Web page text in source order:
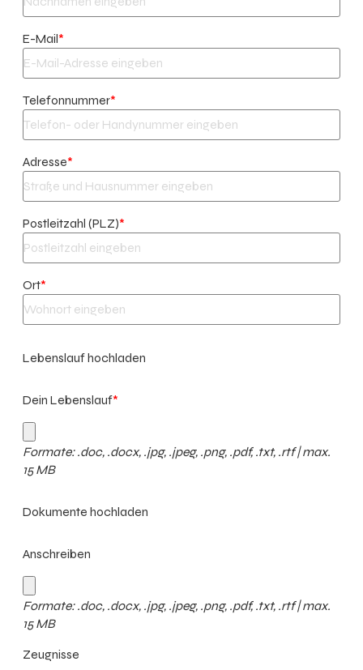
E-Mail*
Telefonnummer*
Adresse*
Postleitzahl (PLZ)*
Ort*
Lebenslauf hochladen
Dein Lebenslauf*
Formate: .doc, .docx, .jpg, .jpeg, .png, .pdf, .txt, .rtf | max.
15 MB
Dokumente hochladen
Anschreiben
Formate: .doc, .docx, .jpg, .jpeg, .png, .pdf, .txt, .rtf | max.
15 MB
Zeugnisse